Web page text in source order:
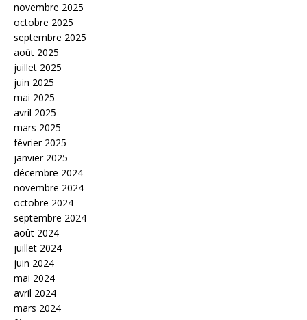
novembre 2025
octobre 2025
septembre 2025
août 2025
juillet 2025
juin 2025
mai 2025
avril 2025
mars 2025
février 2025
janvier 2025
décembre 2024
novembre 2024
octobre 2024
septembre 2024
août 2024
juillet 2024
juin 2024
mai 2024
avril 2024
mars 2024